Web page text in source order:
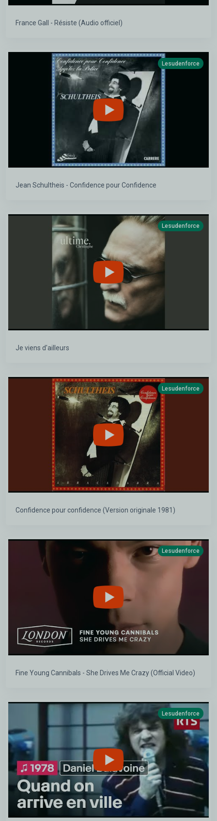
France Gall - Résiste (Audio officiel)
Lesudenforce
Jean Schultheis - Confidence pour Confidence
Lesudenforce
Je viens d'ailleurs
Lesudenforce
Confidence pour confidence (Version originale 1981)
Lesudenforce
Fine Young Cannibals - She Drives Me Crazy (Official Video)
Lesudenforce